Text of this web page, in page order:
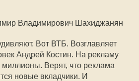
Владимирович Шахиджанян
Вот ВТБ. Возглавляет
Андрей Костин. На рекламу
Верят, что реклама
новые вкладчики. И